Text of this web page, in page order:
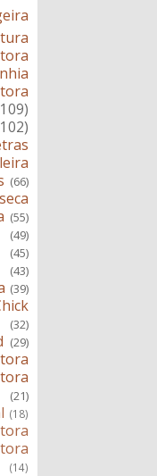
(66)
(55)
(49)
(45)
(43)
(39)
(32)
(29)
(21)
(18)
(14)